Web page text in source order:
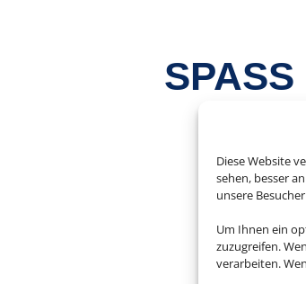
Diese Website
sehen, besser
unsere
Um Ihnen ein
zuzugreifen.
verarbeiten.
SPASS
Sie